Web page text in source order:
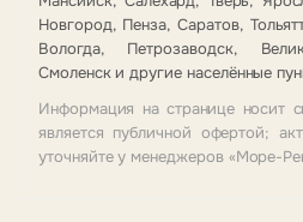
Новгород, Пенза, Саратов,
Вологда, Петрозаводск,
Смоленск и другие населённые
Информация на странице носит
является публичной офертой;
уточняйте у менеджеров «Море-